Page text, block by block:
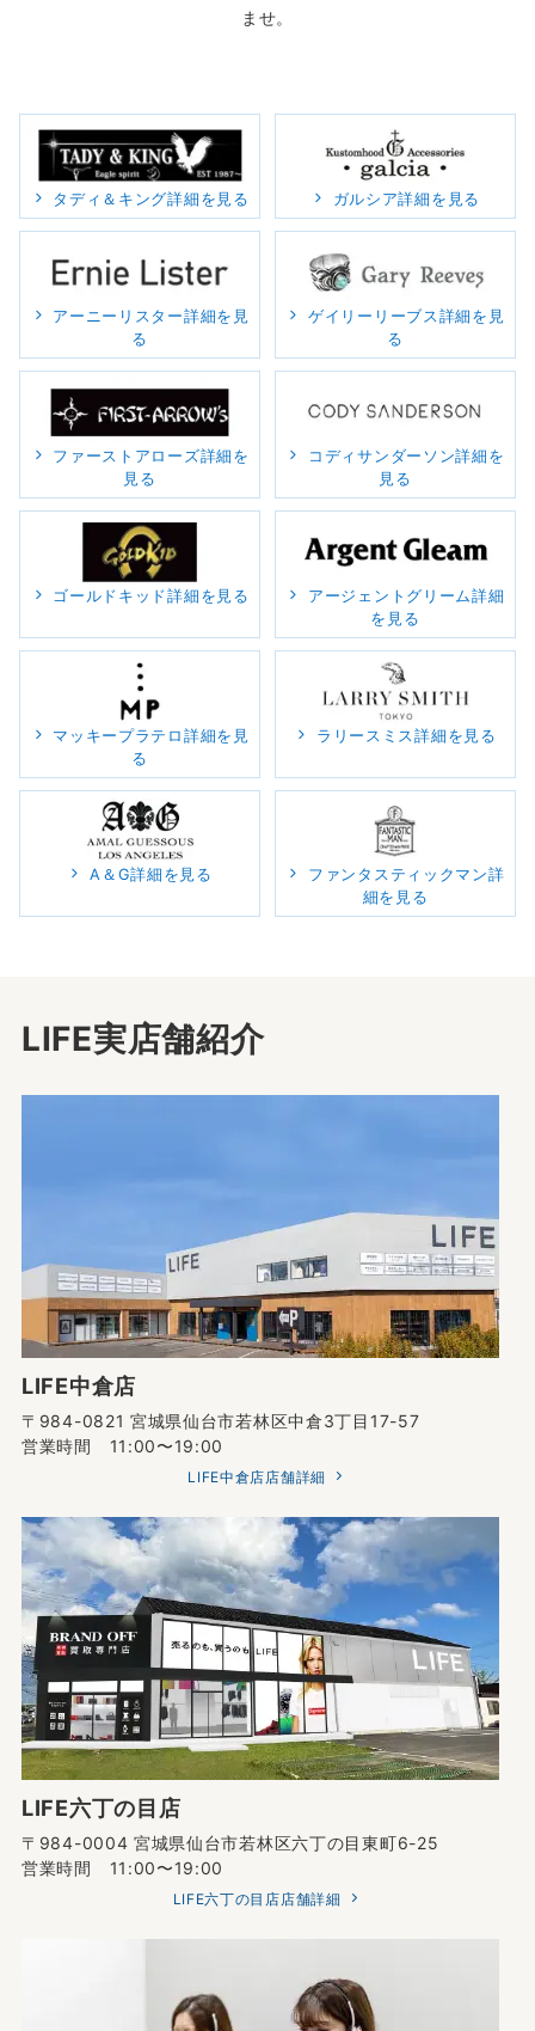
ませ。
タディ＆キング詳細を見る ガルシア詳細を見る
アーニーリスター詳細を見
る
ゲイリーリーブス詳細を見
る
ファーストアローズ詳細を
見る
コディサンダーソン詳細を
見る
ゴールドキッド詳細を見る
アージェントグリーム詳細
を見る
マッキープラテロ詳細を見
る
ラリースミス詳細を見る
A＆G詳細を見る
ファンタスティックマン詳
細を見る
LIFE実店舗紹介
LIFE中倉店
〒984-0821 宮城県仙台市若林区中倉3丁目17-57
営業時間 11:00〜19:00
LIFE中倉店店舗詳細
LIFE六丁の目店
〒984-0004 宮城県仙台市若林区六丁の目東町6-25
営業時間 11:00〜19:00
LIFE六丁の目店店舗詳細